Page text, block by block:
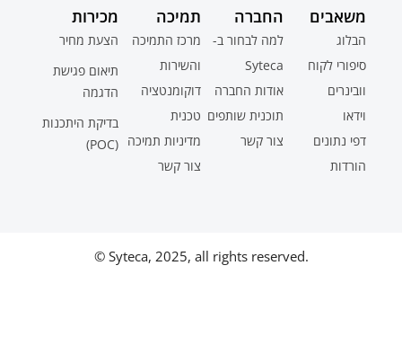
משאבים
הבלוג
סיפורי לקוח
וובינרים
וידאו
דפי נתונים
הורדות
החברה
למה לבחור ב-
Syteca
אודות החברה
תוכנית שותפים
צור קשר
תמיכה
מרכז התמיכה
והשירות
דוקומנטציה
טכנית
מדיניות תמיכה
צור קשר
מכירות
הצעת מחיר
תיאום פגישת
הדגמה
בדיקת היתכנות
(POC)
© Syteca, 2025, all rights reserved.